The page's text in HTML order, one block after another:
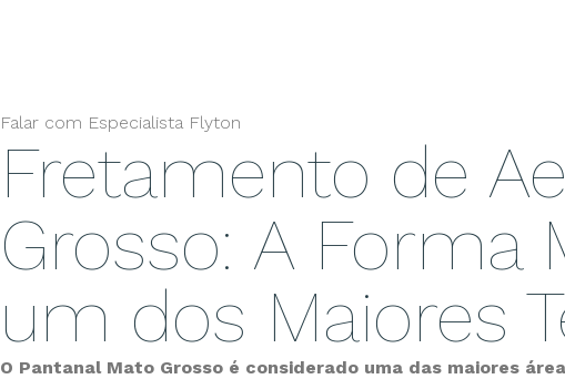
Falar com Especialista Flyton
Fretamento de
Grosso: A Forma
um dos Maiores
O Pantanal Mato Grosso é considerado uma das maiores